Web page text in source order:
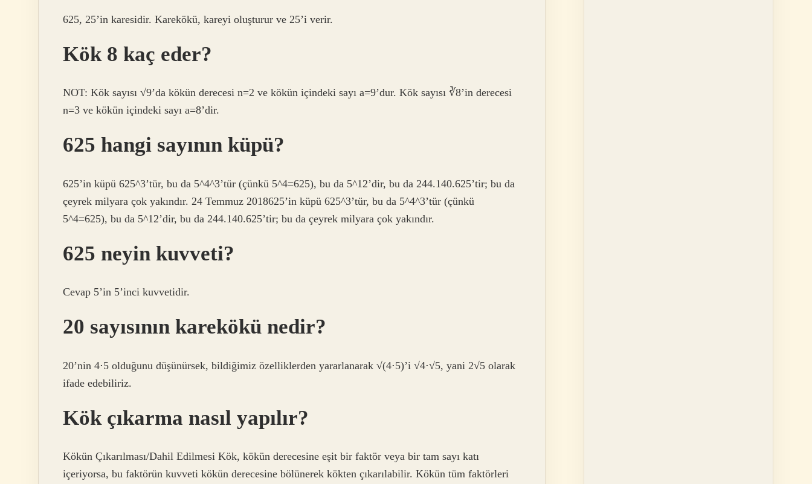
625, 25’in karesidir. Karekökü, kareyi oluşturur ve 25’i verir.
Kök 8 kaç eder?
NOT: Kök sayısı √9’da kökün derecesi n=2 ve kökün içindeki sayı a=9’dur. Kök sayısı ∛8’in derecesi
n=3 ve kökün içindeki sayı a=8’dir.
625 hangi sayının küpü?
625’in küpü 625^3’tür, bu da 5^4^3’tür (çünkü 5^4=625), bu da 5^12’dir, bu da 244.140.625’tir; bu da
çeyrek milyara çok yakındır. 24 Temmuz 2018625’in küpü 625^3’tür, bu da 5^4^3’tür (çünkü
5^4=625), bu da 5^12’dir, bu da 244.140.625’tir; bu da çeyrek milyara çok yakındır.
625 neyin kuvveti?
Cevap 5’in 5’inci kuvvetidir.
20 sayısının karekökü nedir?
20’nin 4⋅5 olduğunu düşünürsek, bildiğimiz özelliklerden yararlanarak √(4⋅5)’i √4⋅√5, yani 2√5 olarak
ifade edebiliriz.
Kök çıkarma nasıl yapılır?
Kökün Çıkarılması/Dahil Edilmesi Kök, kökün derecesine eşit bir faktör veya bir tam sayı katı
içeriyorsa, bu faktörün kuvveti kökün derecesine bölünerek kökten çıkarılabilir. Kökün tüm faktörleri